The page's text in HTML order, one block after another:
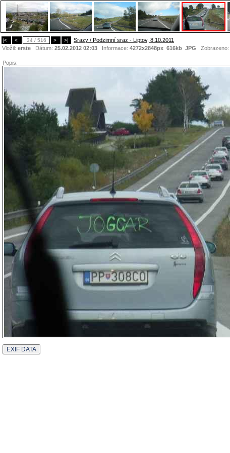
|< < 34 / 516 > >|
Srazy / Podzimní sraz - Liptov, 8.10.2011
Vložil: erste Dátum: 25.02.2012 02:03 Informace: 4272x2848px 616kb JPG Zobrazeno:
Popis: